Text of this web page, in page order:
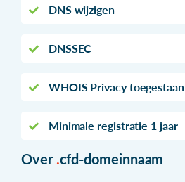
DNS wijzigen
DNSSEC
WHOIS Privacy toegestaan
Minimale registratie 1 jaar
Over .cfd-domeinnaam